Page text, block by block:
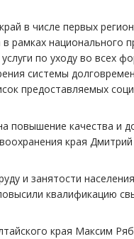
в числе первых
рамках национального
по уходу во всех
системы
предоставляемых
повышение качества и
края
и занятости
квалификацию
края Максим